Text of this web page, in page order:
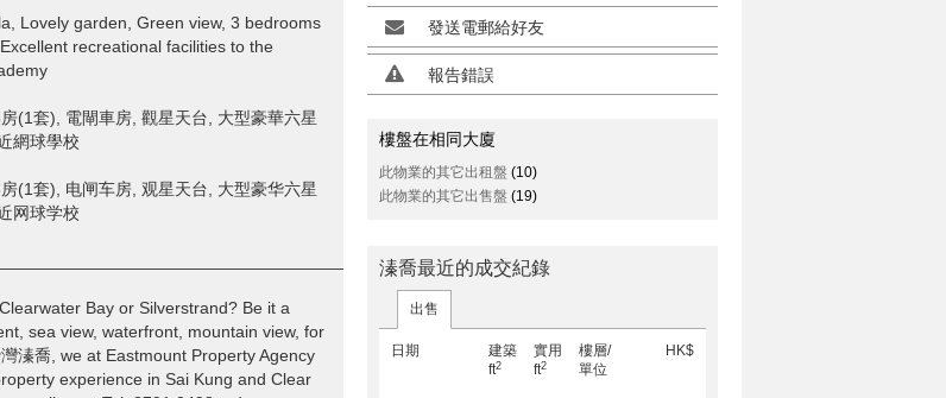
Lovely garden, Green view, 3 bedrooms
recreational facilities to the
(1套), 電閘車房, 觀星天台, 大型豪華六星
網球學校
(1套), 电闸车房, 观星天台, 大型豪华六星
网球学校
Bay or Silverstrand? Be it a
sea view, waterfront, mountain view, for
溱喬, we at Eastmount Property Agency
experience in Sai Kung and Clear
發送電郵給好友
報告錯誤
樓盤在相同大廈
此物業的其它出租盤 (10)
此物業的其它出售盤 (19)
溱喬最近的成交紀錄
出售
日期
建築
ft2
實用
ft2
樓層/
單位
HK$